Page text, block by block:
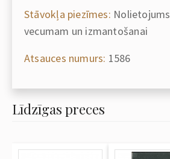
Stāvokļa piezīmes:
vecumam un izmantošanai
Atsauces numurs: 1586
Līdzīgas preces